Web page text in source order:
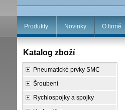
Produkty Novinky O firmě
Katalog zboží
Pneumatické prvky SMC
Šroubení
Rychlospojky a spojky